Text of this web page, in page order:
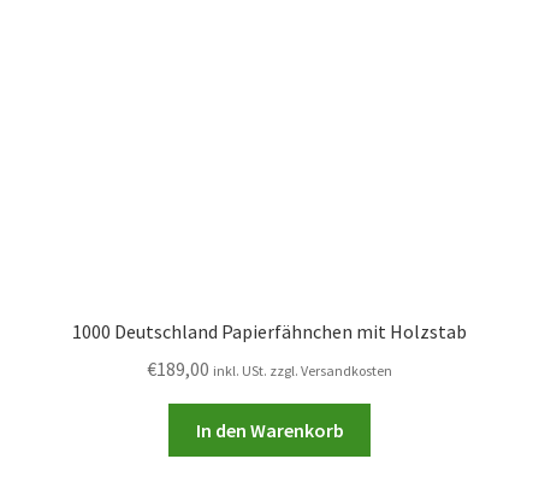
1000 Deutschland Papierfähnchen mit Holzstab
€189,00 inkl. USt. zzgl. Versandkosten
In den Warenkorb